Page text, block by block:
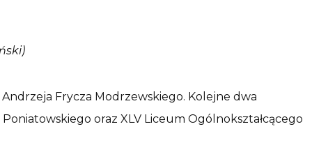
Frycza Modrzewskiego. Kolejne dwa
oraz XLV Liceum Ogólnokształcącego